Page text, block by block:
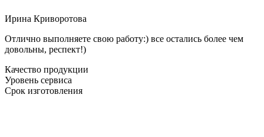
Ирина Криворотова
Отлично выполняете свою работу:) все остались более чем
довольны, респект!)
Качество продукции
Уровень сервиса
Срок изготовления